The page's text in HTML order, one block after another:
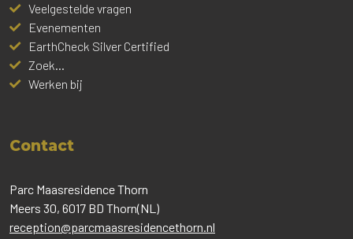
Veelgestelde vragen
Evenementen
EarthCheck Silver Certified
Zoek...
Werken bij
Contact
Parc Maasresidence Thorn
Meers 30, 6017 BD Thorn(NL)
reception@parcmaasresidencethorn.nl